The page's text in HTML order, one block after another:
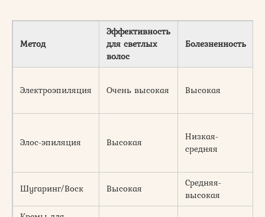
Метод
Эффективность
для светлых
волос
Болезненность
Электроэпиляция Очень высокая Высокая
Элос-эпиляция Высокая
Низкая-
средняя
Шугаринг/Воск Высокая
Средняя-
высокая